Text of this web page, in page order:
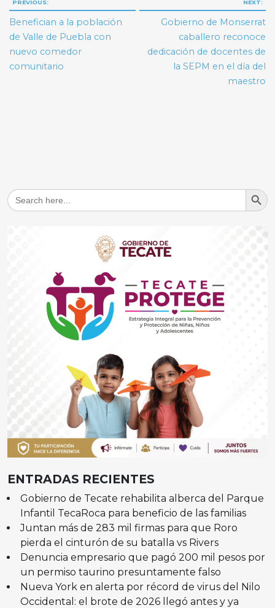
de
entradas
PREVIOUS:
Benefician a la población
de Valle de Puebla con
nuevo comedor
comunitario
NEXT:
Gobierno de Monserrat
caballero reconoce
dedicación de docentes de
la SEPM en el día del
maestro
Search
for:
Search
ENTRADAS RECIENTES
Gobierno de Tecate rehabilita alberca del Parque
Infantil TecaRoca para beneficio de las familias
Juntan más de 283 mil firmas para que Roro
pierda el cinturón de su batalla vs Rivers
Denuncia empresario que pagó 200 mil pesos por
un permiso taurino presuntamente falso
Nueva York en alerta por récord de virus del Nilo
Occidental: el brote de 2026 llegó antes y ya